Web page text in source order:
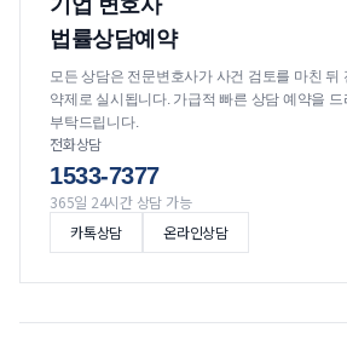
기업 변호사
법률상담예약
모든 상담은 전문변호사가 사건 검토를 마친 뒤
약제로 실시됩니다. 가급적 빠른 상담 예약을
부탁드립니다.
전화상담
1533-7377
365일 24시간 상담 가능
카톡상담
온라인상담